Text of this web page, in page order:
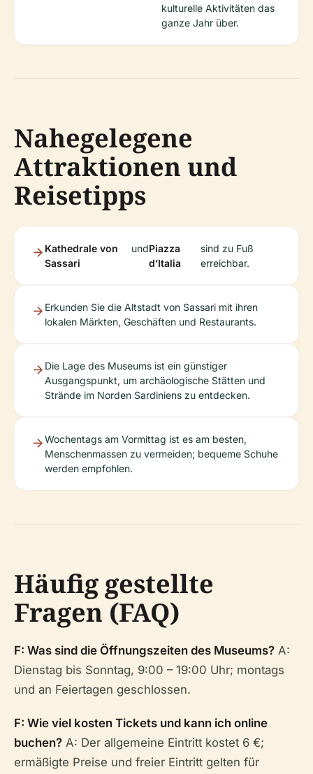
kulturelle Aktivitäten das
ganze Jahr über.
Nahegelegene
Attraktionen und
Reisetipps
Kathedrale von
Sassari
undPiazza
d’Italia
sind zu Fuß
erreichbar.
Erkunden Sie die Altstadt von Sassari mit ihren
lokalen Märkten, Geschäften und Restaurants.
Die Lage des Museums ist ein günstiger
Ausgangspunkt, um archäologische Stätten und
Strände im Norden Sardiniens zu entdecken.
Wochentags am Vormittag ist es am besten,
Menschenmassen zu vermeiden; bequeme Schuhe
werden empfohlen.
Häufig gestellte
Fragen (FAQ)
F: Was sind die Öffnungszeiten des Museums? A:
Dienstag bis Sonntag, 9:00 – 19:00 Uhr; montags
und an Feiertagen geschlossen.
F: Wie viel kosten Tickets und kann ich online
buchen? A: Der allgemeine Eintritt kostet 6 €;
ermäßigte Preise und freier Eintritt gelten für